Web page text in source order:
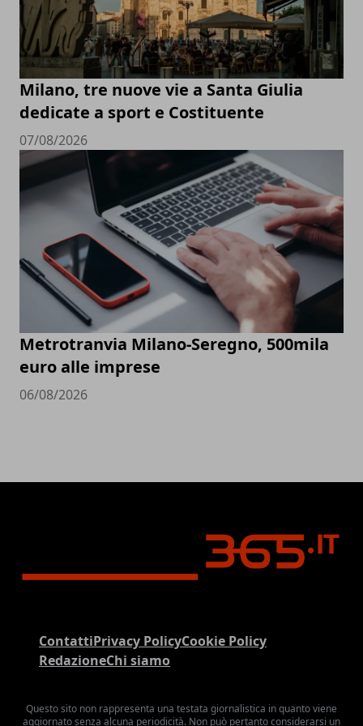
Milano, tre nuove vie a Santa Giulia
dedicate a sport e Costituente
07/08/2026
Metrotranvia Milano-Seregno, 500mila
euro alle imprese
06/08/2026
ContattiPrivacy PolicyCookie Policy
RedazioneChi siamo
Questo sito non rappresenta una testata giornalistica in quanto viene
aggiornato senza alcuna periodicità. Non può pertanto considerarsi un